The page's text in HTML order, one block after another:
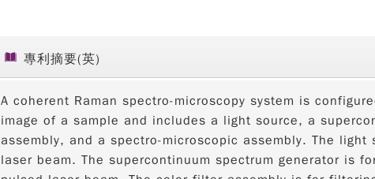
專利摘要(英)
A coherent Raman spectro-microscopy system is
image of a sample and includes a light source, a
assembly, and a spectro-microscopic assembly. The
laser beam. The supercontinuum spectrum generator is